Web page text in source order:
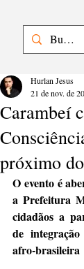
Carambeí
próximo
Hurlan Jesus
21 de nov. de
O evento é
a Prefeitura
cidadãos a
de
afro-brasileira